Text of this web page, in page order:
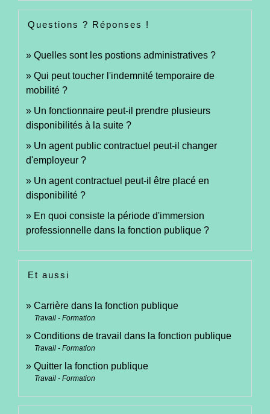
Questions ? Réponses !
Quelles sont les postions administratives ?
Qui peut toucher l'indemnité temporaire de
mobilité ?
Un fonctionnaire peut-il prendre plusieurs
disponibilités à la suite ?
Un agent public contractuel peut-il changer
d'employeur ?
Un agent contractuel peut-il être placé en
disponibilité ?
En quoi consiste la période d'immersion
professionnelle dans la fonction publique ?
Et aussi
Carrière dans la fonction publique
Travail - Formation
Conditions de travail dans la fonction publique
Travail - Formation
Quitter la fonction publique
Travail - Formation